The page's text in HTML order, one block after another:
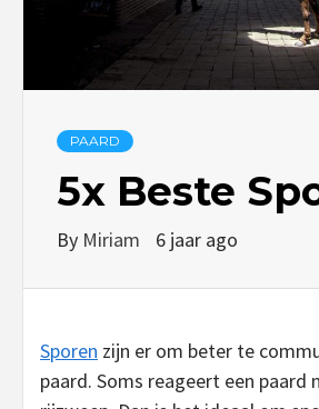
PAARD
5x Beste
By Miriam 6 jaar ago
Sporen zijn er om beter te
paard. Soms reageert een paard